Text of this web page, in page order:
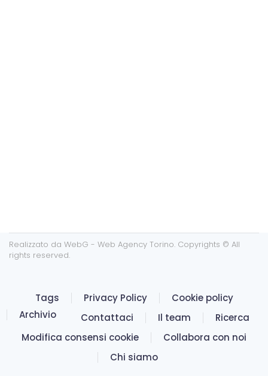
Realizzato da WebG - Web Agency Torino. Copyrights © All
rights reserved.
Tags Privacy Policy
Cookie policy
Archivio
Contattaci Il team
Ricerca
Modifica consensi cookie
Collabora con noi
Chi siamo